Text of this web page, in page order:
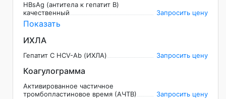
HBsAg (антитела к гепатит В)
качественный
Запросить цену
Показать
ИХЛА
Гепатит C НCV-Ab (ИХЛА) Запросить цену
Коагулограмма
Активированное частичное
тромбопластиновое время (АЧТВ)
Запросить цену